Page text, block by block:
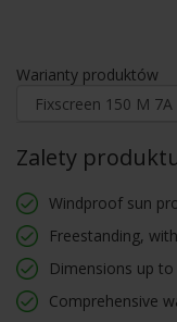
Warianty produktów
Zalety
Windproof sun
Freestanding,
Dimensions up to
Comprehensive